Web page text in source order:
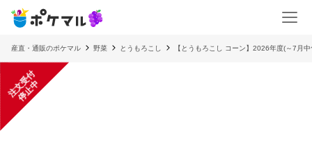
産直・通販のポケマル 野菜 とうもろこし 【とうもろこし コーン】2026年度(～7月
注
文
受
付
停
止
中